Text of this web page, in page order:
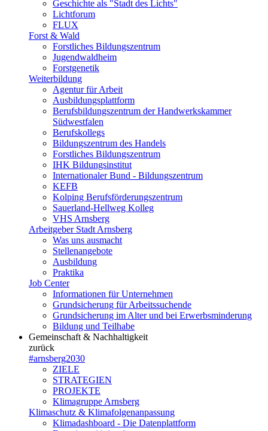
Geschichte als "Stadt des Lichts"
Lichtforum
FLUX
Forst & Wald
Forstliches Bildungszentrum
Jugendwaldheim
Forstgenetik
Weiterbildung
Agentur für Arbeit
Ausbildungsplattform
Berufsbildungszentrum der Handwerkskammer
Südwestfalen
Berufskollegs
Bildungszentrum des Handels
Forstliches Bildungszentrum
IHK Bildungsinstitut
Internationaler Bund - Bildungszentrum
KEFB
Kolping Berufsförderungszentrum
Sauerland-Hellweg Kolleg
VHS Arnsberg
Arbeitgeber Stadt Arnsberg
Was uns ausmacht
Stellenangebote
Ausbildung
Praktika
Job Center
Informationen für Unternehmen
Grundsicherung für Arbeitssuchende
Grundsicherung im Alter und bei Erwerbsminderung
Bildung und Teilhabe
Gemeinschaft & Nachhaltigkeit
zurück
#arnsberg2030
ZIELE
STRATEGIEN
PROJEKTE
Klimagruppe Arnsberg
Klimaschutz & Klimafolgenanpassung
Klimadashboard - Die Datenplattform